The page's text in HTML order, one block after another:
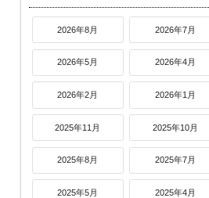
2026年8月 2026年7月
2026年5月 2026年4月
2026年2月 2026年1月
2025年11月 2025年10月
2025年8月 2025年7月
2025年5月 2025年4月